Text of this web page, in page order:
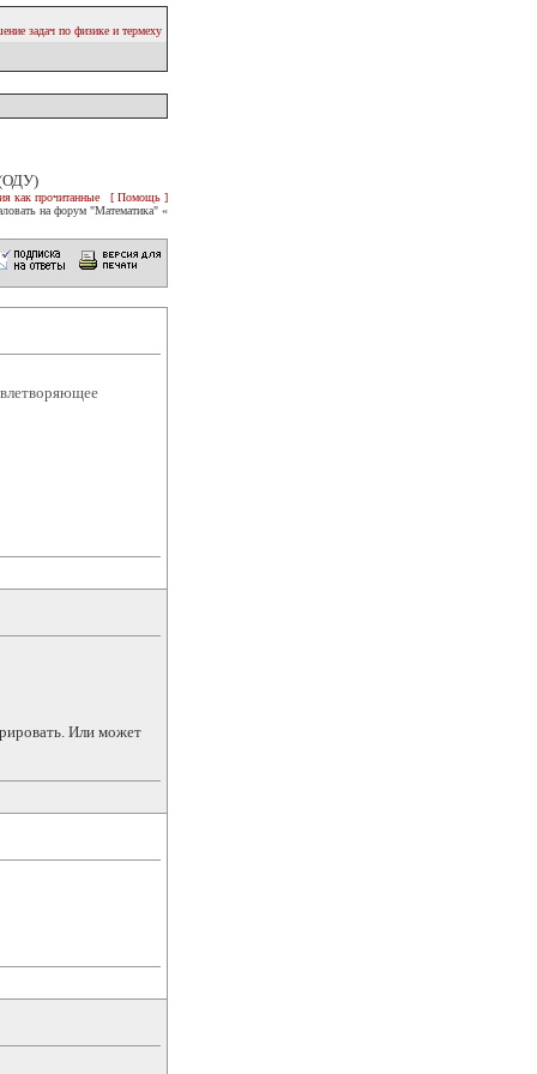
задач по физике и термеху
как прочитанные
[ Помощь ]
на форум "Математика" «
Или может